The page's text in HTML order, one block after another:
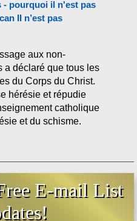
- pourquoi il n'est pas
II n’est pas
aux non-
a déclaré que tous les
du Corps du Christ.
hérésie et répudie
catholique
et du schisme.
le mp3 :
E-mail List